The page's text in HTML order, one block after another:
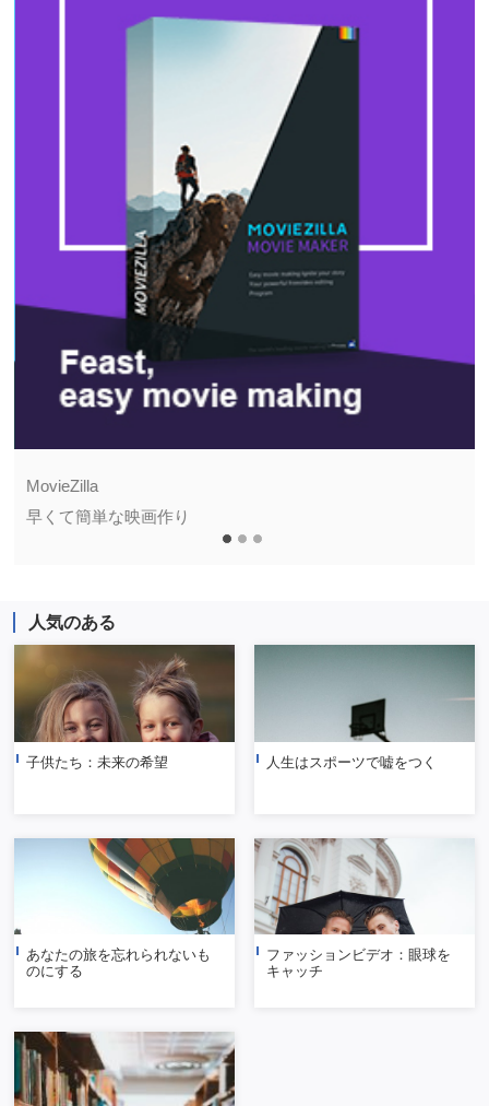
MovieZilla
早くて簡単な映画作り
人気のある
子供たち：未来の希望 人生はスポーツで嘘をつく
あなたの旅を忘れられないも
のにする
ファッションビデオ：眼球を
キャッチ